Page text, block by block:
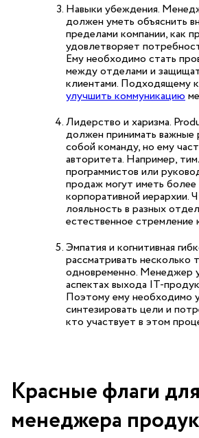
Навыки убеждения.
должен уметь объяснить
пределами компании, как
удовлетворяет
Ему необходимо стать
между отделами и
клиентами. Подходящему
улучшить коммуникацию
Лидерство и харизма.
должен принимать важные
собой команду, но ему
авторитета. Например,
программистов или
продаж могут иметь более
корпоративной иерархии.
лояльность в разных
естественное стремление
Эмпатия и когнитивная
рассматривать несколько
одновременно. Менеджер
аспектах выхода IT-
Поэтому ему необходимо
синтезировать цели и
кто участвует в этом
Красные флаги для
менеджера